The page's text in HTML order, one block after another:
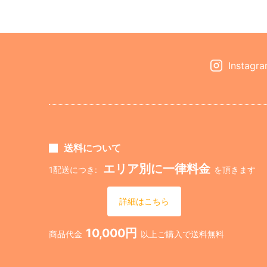
送料について
1配送につき: エリア別に一律料金 を頂きます
詳細はこちら
商品代金 10,000円 以上ご購入で送料無料